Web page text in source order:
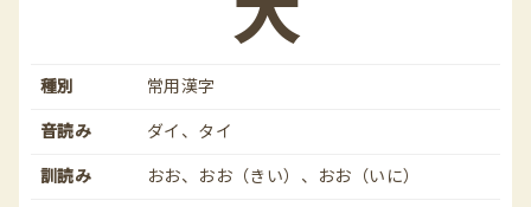
種別
常用漢字
音読み
ダイ、タイ
訓読み
おお、おお（きい）、おお（いに）